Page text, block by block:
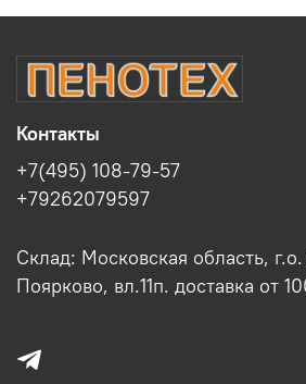
Контакты
+7(495) 108-79-57
+79262079597
Склад: Московская область,
Поярково, вл.11п. доставка от